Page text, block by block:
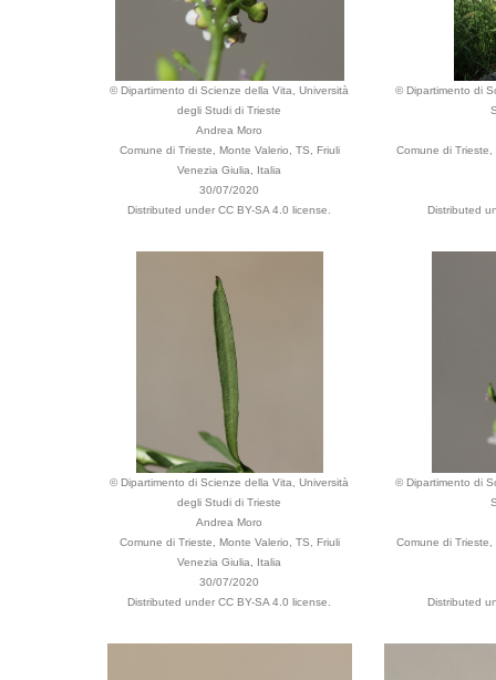
© Dipartimento di Scienze della Vita, Università
degli Studi di Trieste
Andrea Moro
Comune di Trieste, Monte Valerio, TS, Friuli
Venezia Giulia, Italia
30/07/2020
Distributed under CC BY-SA 4.0 license.
© Dipartimento di
Comune di
Distributed
© Dipartimento di Scienze della Vita, Università
degli Studi di Trieste
Andrea Moro
Comune di Trieste, Monte Valerio, TS, Friuli
Venezia Giulia, Italia
30/07/2020
Distributed under CC BY-SA 4.0 license.
© Dipartimento di
Comune di
Distributed